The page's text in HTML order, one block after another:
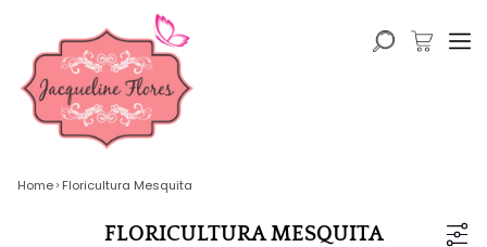
Home Floricultura Mesquita
FLORICULTURA MESQUITA